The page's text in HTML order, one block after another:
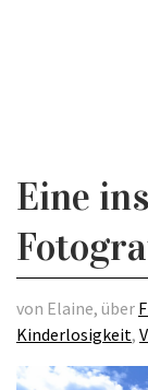
Eine
von Elaine, über
Kinderlosigkeit,